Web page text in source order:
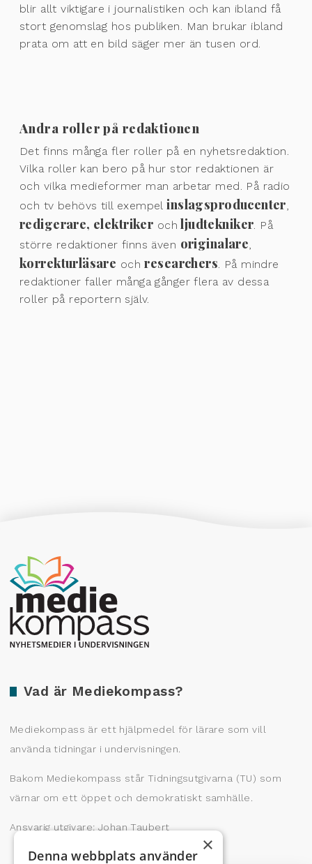
blir allt viktigare i journalistiken och kan ibland få
stort genomslag hos publiken. Man brukar ibland
prata om att en bild säger mer än tusen ord.
Andra roller på redaktionen
Det finns många fler roller på en nyhetsredaktion.
Vilka roller kan bero på hur stor redaktionen är
och vilka medieformer man arbetar med. På radio
och tv behövs till exempelinslagsproducenter,
redigerare, elektriker och ljudtekniker. På
större redaktioner finns även originalare,
korrekturläsare ochresearchers. På mindre
redaktioner faller många gånger flera av dessa
roller på reportern själv.
Vad är Mediekompass?
Mediekompass är ett hjälpmedel för lärare som vill
använda tidningar i undervisningen.
Bakom Mediekompass står Tidningsutgivarna (TU) som
värnar om ett öppet och demokratiskt samhälle.
Ansvarig utgivare: Johan Taubert
Producerad av Gota Media Brand Studio
×
Denna webbplats använder